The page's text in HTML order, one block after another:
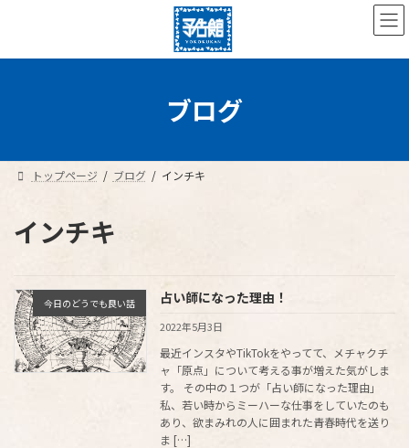
ン
ー
ブログ
トップページ ブログ インチキ
インチキ
今日のどうでも良い話 占い師になった理由！
2022年5月3日
最近インスタやTikTokをやってて、メチャクチ
ャ「原点」について考える事が増えた気がしま
す。 その中の１つが「占い師になった理由」
私、若い時からミーハーな仕事をしていたのも
あり、欲まみれの人に囲まれた青春時代を送り
ま […]